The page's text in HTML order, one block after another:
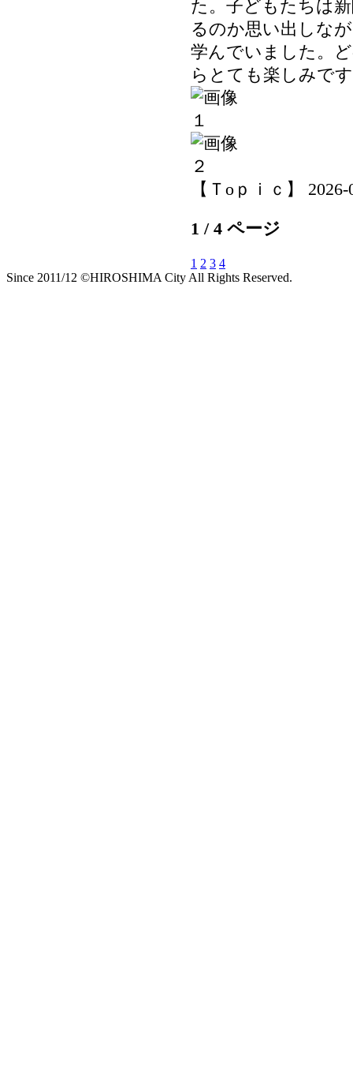
た。子どもたちは
るのか思い出しな
学んでいました。
らとても楽しみで
【Ｔoｐｉｃ】
1 / 4 ページ
1 2 3 4
Since 2011/12 ©HIROSHIMA City All Rights Reserved.